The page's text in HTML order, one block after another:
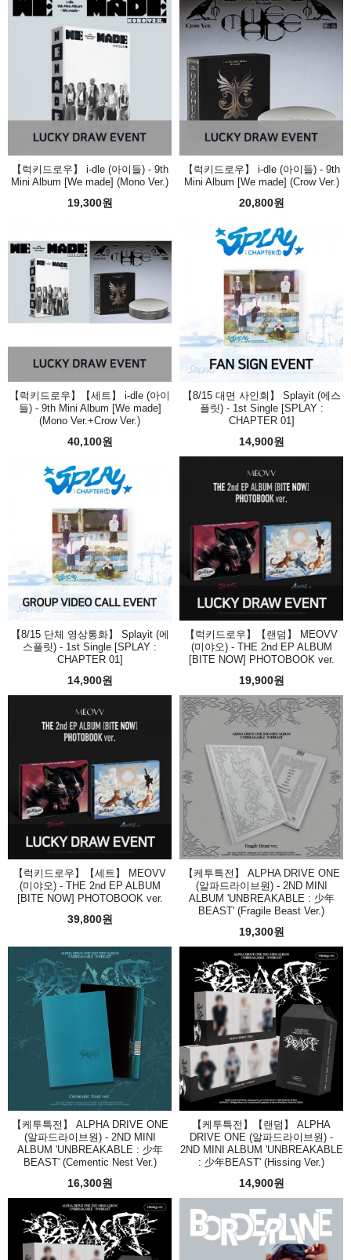
【럭키드로우】 i-dle (아이들) - 9th
Mini Album [We made] (Mono Ver.)
19,300원
【럭키드로우】 i-dle (아이들) - 9th
Mini Album [We made] (Crow Ver.)
20,800원
【럭키드로우】【세트】 i-dle (아이
들) - 9th Mini Album [We made]
(Mono Ver.+Crow Ver.)
40,100원
【8/15 대면 사인회】 Splayit (에스
플릿) - 1st Single [SPLAY :
CHAPTER 01]
14,900원
【8/15 단체 영상통화】 Splayit (에
스플릿) - 1st Single [SPLAY :
CHAPTER 01]
14,900원
【럭키드로우】【랜덤】 MEOVV
(미야오) - THE 2nd EP ALBUM
[BITE NOW] PHOTOBOOK ver.
19,900원
【럭키드로우】【세트】 MEOVV
(미야오) - THE 2nd EP ALBUM
[BITE NOW] PHOTOBOOK ver.
39,800원
【케투특전】 ALPHA DRIVE ONE
(알파드라이브원) - 2ND MINI
ALBUM 'UNBREAKABLE : 少年
BEAST' (Fragile Beast Ver.)
19,300원
【케투특전】 ALPHA DRIVE ONE
(알파드라이브원) - 2ND MINI
ALBUM 'UNBREAKABLE : 少年
BEAST' (Cementic Nest Ver.)
16,300원
【케투특전】【랜덤】 ALPHA
DRIVE ONE (알파드라이브원) -
2ND MINI ALBUM 'UNBREAKABLE
: 少年BEAST' (Hissing Ver.)
14,900원